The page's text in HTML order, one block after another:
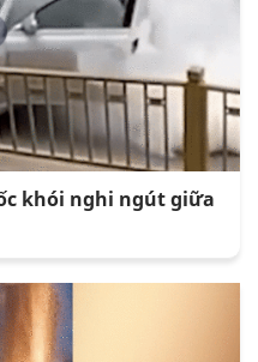
khói nghi ngút giữa